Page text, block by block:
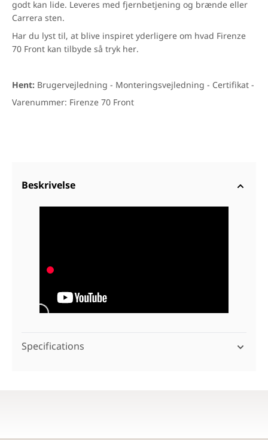
godt kan lide. Leveres med fjernbetjening og brænde eller
Carrera sten.
Har du lyst til, at blive inspiret yderligere om hvad Firenze
70 Front kan tilbyde så tryk her.
Hent: Brugervejledning - Monteringsvejledning - Certifikat -
Varenummer: Firenze 70 Front
Beskrivelse
Specifications